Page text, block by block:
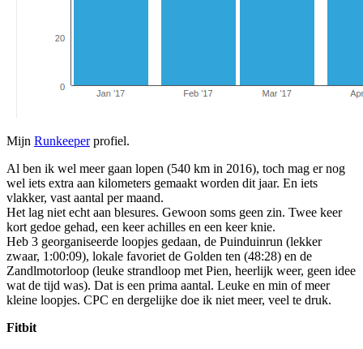
Mijn Runkeeperprofiel.
Al ben ik wel meer gaan lopen (540 km in 2016), toch mag er nog
wel iets extra aan kilometers gemaakt worden dit jaar. En iets
vlakker, vast aantal per maand.
Het lag niet echt aan blesures. Gewoon soms geen zin. Twee keer
kort gedoe gehad, een keer achilles en een keer knie.
Heb 3 georganiseerde loopjes gedaan, de Puinduinrun (lekker
zwaar, 1:00:09), lokale favoriet de Golden ten (48:28) en de
Zandlmotorloop (leuke strandloop met Pien, heerlijk weer, geen idee
wat de tijd was). Dat is een prima aantal. Leuke en min of meer
kleine loopjes. CPC en dergelijke doe ik niet meer, veel te druk.
Fitbit